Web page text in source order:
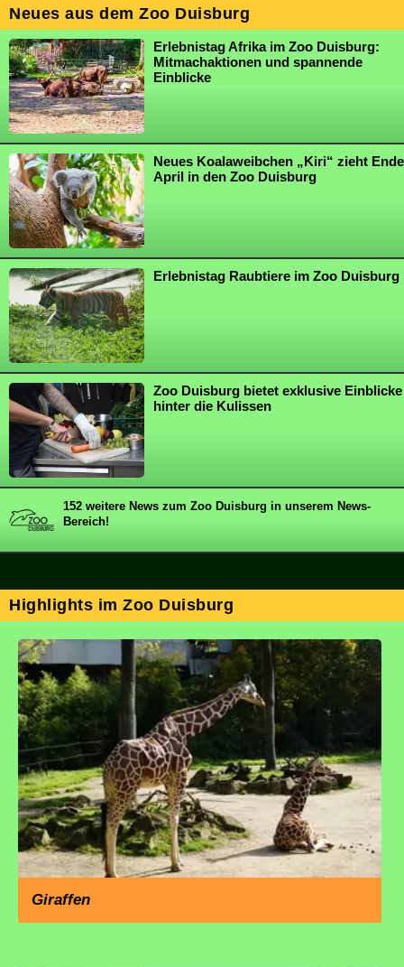
Neues aus dem Zoo Duisburg
Erlebnistag Afrika im Zoo Duisburg:
Mitmachaktionen und spannende
Einblicke
Neues Koalaweibchen „Kiri“ zieht Ende
April in den Zoo Duisburg
Erlebnistag Raubtiere im Zoo Duisburg
Zoo Duisburg bietet exklusive Einblicke
hinter die Kulissen
152 weitere News zum Zoo Duisburg in unserem News-
Bereich!
Highlights im Zoo Duisburg
Giraffen